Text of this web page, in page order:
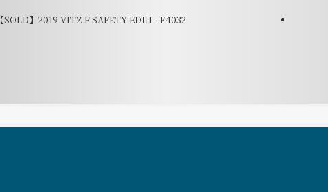
【SOLD】2019 VITZ F SAFETY EDIII - F4032